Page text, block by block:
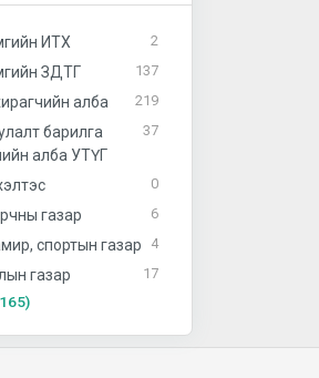
ИТХ 2
ЗДТГ 137
алба 219
барилга
алба УТҮГ
37
0
газар 6
спортын газар 4
газар 17